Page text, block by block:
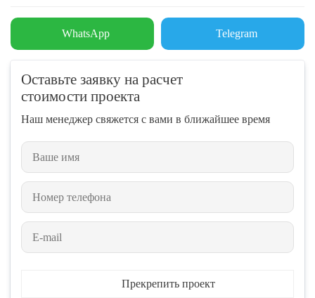
WhatsApp Telegram
Оставьте заявку на расчет
стоимости проекта
Наш менеджер свяжется с вами в ближайшее время
Прекрепить проект